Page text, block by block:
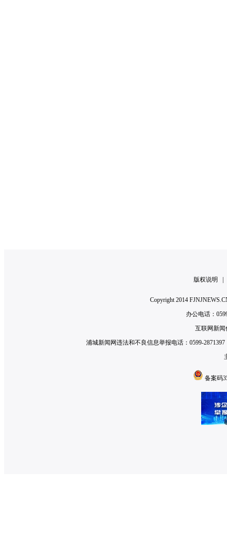
版权说明
Copyright 2014
办公电话：
互联网新闻
浦城新闻网违法和不良信息举报电话：0599-
备案码